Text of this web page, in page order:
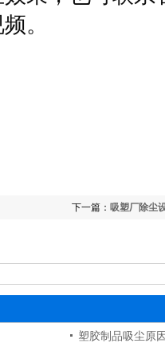
。
下一篇： 吸塑厂除尘
塑胶制品吸尘原